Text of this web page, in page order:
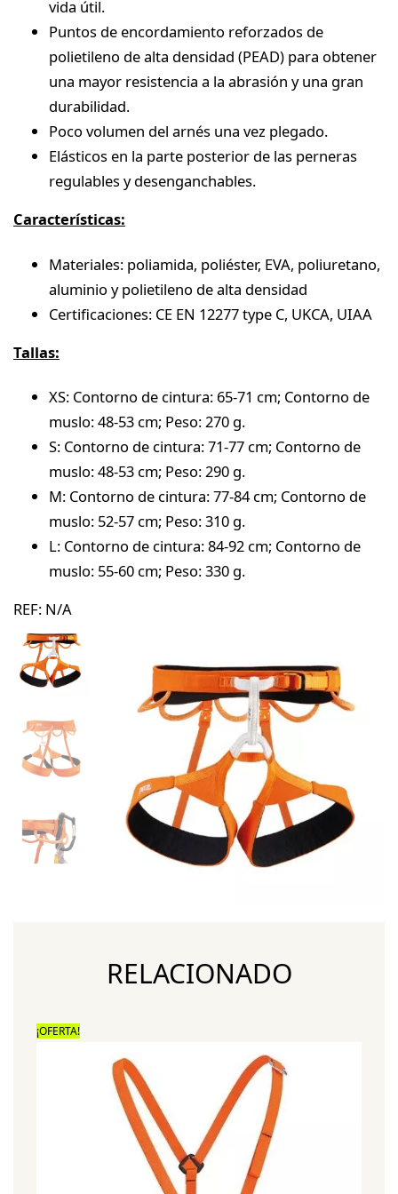
vida útil.
Puntos de encordamiento reforzados de
polietileno de alta densidad (PEAD) para obtener
una mayor resistencia a la abrasión y una gran
durabilidad.
Poco volumen del arnés una vez plegado.
Elásticos en la parte posterior de las perneras
regulables y desenganchables.
Características:
Materiales: poliamida, poliéster, EVA, poliuretano,
aluminio y polietileno de alta densidad
Certificaciones: CE EN 12277 type C, UKCA, UIAA
Tallas:
XS: Contorno de cintura: 65-71 cm; Contorno de
muslo: 48-53 cm; Peso: 270 g.
S: Contorno de cintura: 71-77 cm; Contorno de
muslo: 48-53 cm; Peso: 290 g.
M: Contorno de cintura: 77-84 cm; Contorno de
muslo: 52-57 cm; Peso: 310 g.
L: Contorno de cintura: 84-92 cm; Contorno de
muslo: 55-60 cm; Peso: 330 g.
REF: N/A
RELACIONADO
¡OFERTA!